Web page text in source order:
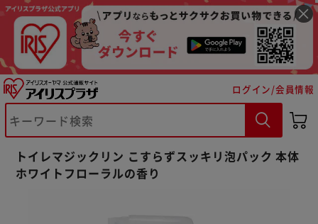
ログイン/会員情報
トイレマジックリン こすらずスッキリ泡パック 本体
ホワイトフローラルの香り
※ご確認ください
カートに入れる